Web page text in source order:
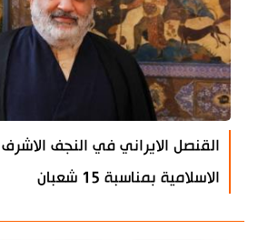
القنصل الايراني في النجف
الاسلامية بمناسبة 15 شعبان